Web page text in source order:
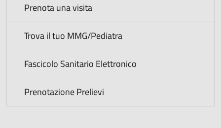
Prenota una visita
Trova il tuo MMG/Pediatra
Fascicolo Sanitario Elettronico
Prenotazione Prelievi